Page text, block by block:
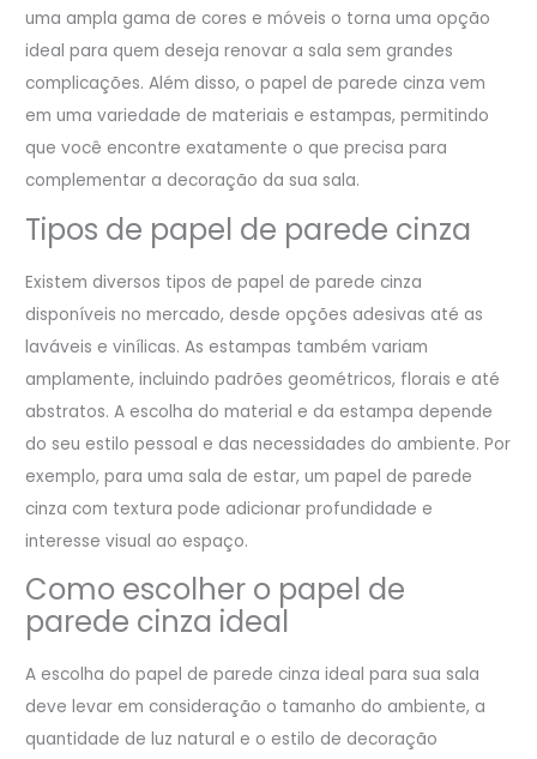
uma ampla gama de cores e móveis o torna uma opção
ideal para quem deseja renovar a sala sem grandes
complicações. Além disso, o papel de parede cinza vem
em uma variedade de materiais e estampas, permitindo
que você encontre exatamente o que precisa para
complementar a decoração da sua sala.
Tipos de papel de parede cinza
Existem diversos tipos de papel de parede cinza
disponíveis no mercado, desde opções adesivas até as
laváveis e vinílicas. As estampas também variam
amplamente, incluindo padrões geométricos, florais e até
abstratos. A escolha do material e da estampa depende
do seu estilo pessoal e das necessidades do ambiente. Por
exemplo, para uma sala de estar, um papel de parede
cinza com textura pode adicionar profundidade e
interesse visual ao espaço.
Como escolher o papel de
parede cinza ideal
A escolha do papel de parede cinza ideal para sua sala
deve levar em consideração o tamanho do ambiente, a
quantidade de luz natural e o estilo de decoração